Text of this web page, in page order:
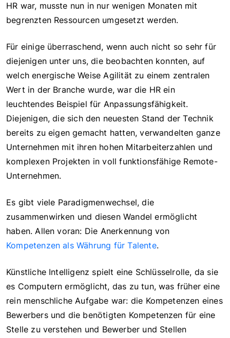
HR war, musste nun in nur wenigen Monaten mit
begrenzten Ressourcen umgesetzt werden.
Für einige überraschend, wenn auch nicht so sehr für
diejenigen unter uns, die beobachten konnten, auf
welch energische Weise Agilität zu einem zentralen
Wert in der Branche wurde, war die HR ein
leuchtendes Beispiel für Anpassungsfähigkeit.
Diejenigen, die sich den neuesten Stand der Technik
bereits zu eigen gemacht hatten, verwandelten ganze
Unternehmen mit ihren hohen Mitarbeiterzahlen und
komplexen Projekten in voll funktionsfähige Remote-
Unternehmen.
Es gibt viele Paradigmenwechsel, die
zusammenwirken und diesen Wandel ermöglicht
haben. Allen voran: Die Anerkennung von
Kompetenzen als Währung für Talente.
Künstliche Intelligenz spielt eine Schlüsselrolle, da sie
es Computern ermöglicht, das zu tun, was früher eine
rein menschliche Aufgabe war: die Kompetenzen eines
Bewerbers und die benötigten Kompetenzen für eine
Stelle zu verstehen und Bewerber und Stellen